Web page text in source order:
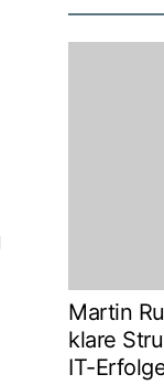
Martin
klare
IT-